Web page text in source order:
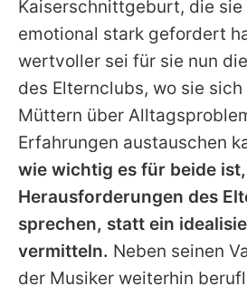
Kaiserschnittgeburt, die
emotional stark gefordert
wertvoller sei für sie nun
des Elternclubs, wo sie
Müttern über
Erfahrungen austauschen
wie wichtig es für beide
Herausforderungen des
sprechen, statt ein
vermitteln. Neben seinen
der Musiker weiterhin